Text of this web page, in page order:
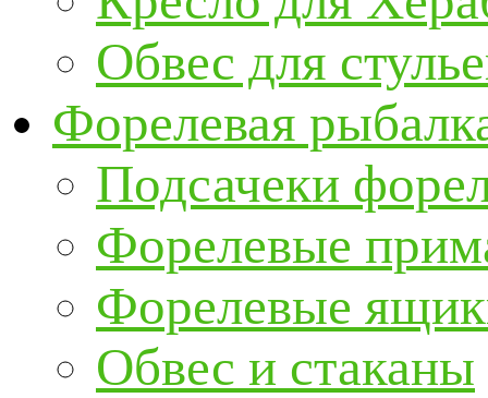
Обвес для
Форелевая
Подсачеки
Форелевые
Форелевые
Обвес и стаканы